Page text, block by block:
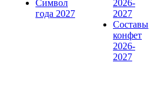
Символ
года 2027
2026-
2027
Составы
конфет
2026-
2027